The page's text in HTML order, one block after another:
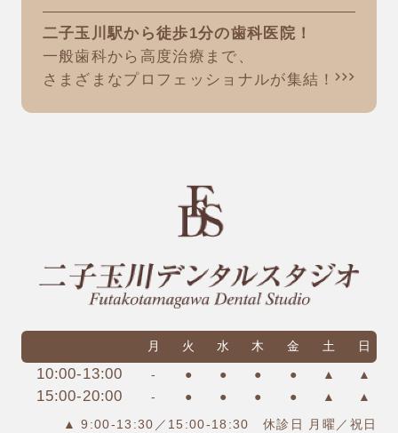
二子玉川駅から徒歩1分の歯科医院！
一般歯科から高度治療まで、
さまざまなプロフェッショナルが集結！
月 火 水 木 金 土 日
10:00-13:00 - ● ● ● ● ▲ ▲
15:00-20:00 - ● ● ● ● ▲
▲
▲ 9:00-13:30／15:00-18:30 休診日 月曜／祝日